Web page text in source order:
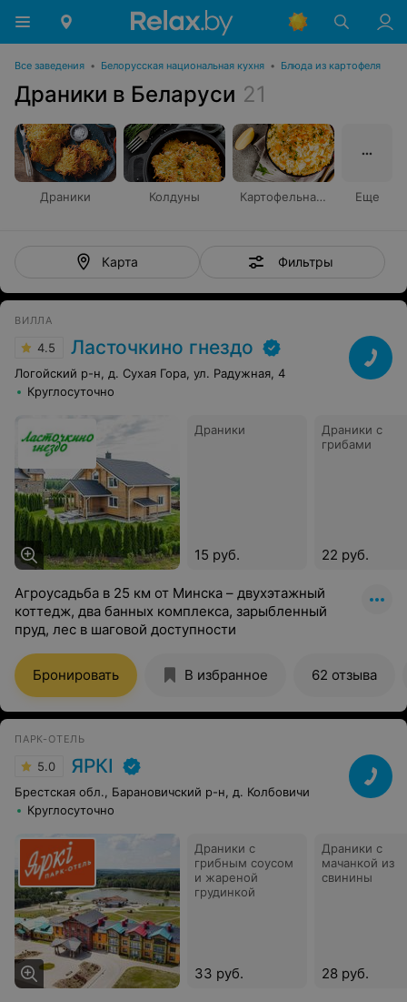
Все заведения • Белорусская национальная кухня • Блюда из картофеля
Драники в Беларуси 21
Драники Колдуны Картофельная бабка Еще
Карта Фильтры
ВИЛЛА
4.5 Ласточкино гнездо
Логойский р-н, д. Сухая Гора, ул. Радужная, 4
Круглосуточно
Драники
15 руб.
Драники с
грибами
22 руб.
Агроусадьба в 25 км от Минска – двухэтажный
коттедж, два банных комплекса, зарыбленный
пруд, лес в шаговой доступности
Бронировать В избранное 62 отзыва
ПАРК-ОТЕЛЬ
5.0 ЯРКI
Брестская обл., Барановичский р-н, д. Колбовичи
Круглосуточно
Драники с
грибным соусом
и жареной
грудинкой
33 руб.
Драники с
мачанкой из
свинины
28 руб.